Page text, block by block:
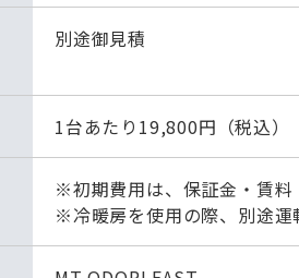
別途御見積
1台あたり19,800円（税込）
※初期費用は、保証金・賃料
※冷暖房を使用の際、別途運